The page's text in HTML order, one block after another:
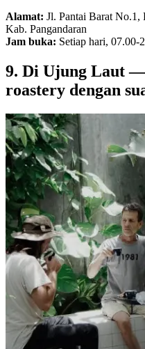
Alamat: Jl. Pantai Barat No.1,
Kab. Pangandaran
Jam buka: Setiap hari, 07.00-
9. Di Ujung Laut —
roastery dengan